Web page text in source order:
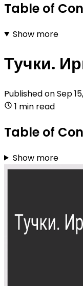
Table of
Show more
Тучки.
Published onSep
1 min read
Table of
Show more